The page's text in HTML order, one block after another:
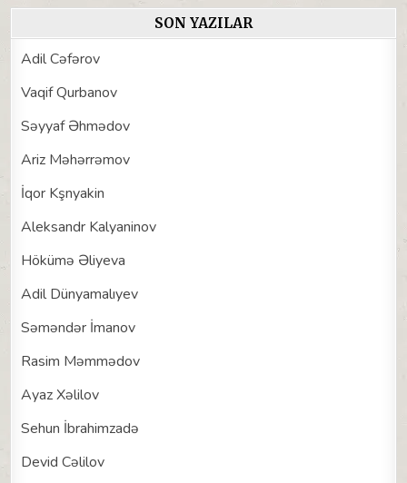
SON YAZILAR
Adil Cəfərov
Vaqif Qurbanov
Səyyaf Əhmədov
Ariz Məhərrəmov
İqor Kşnyakin
Aleksandr Kalyaninov
Hökümə Əliyeva
Adil Dünyamalıyev
Səməndər İmanov
Rasim Məmmədov
Ayaz Xəlilov
Sehun İbrahimzadə
Devid Cəlilov